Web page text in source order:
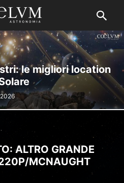
le migliori location
ALTRO GRANDE
MCNAUGHT